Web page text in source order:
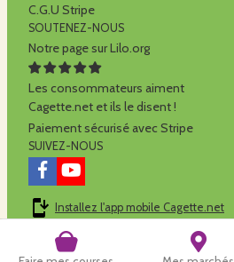
C.G.U Stripe
SOUTENEZ-NOUS
Notre page sur Lilo.org
Les consommateurs aiment
Cagette.net et ils le disent !
Paiement sécurisé avec Stripe
SUIVEZ-NOUS
Installez l'app mobile Cagette.net
Cagette.net est réalisé par la SCOP Alilo